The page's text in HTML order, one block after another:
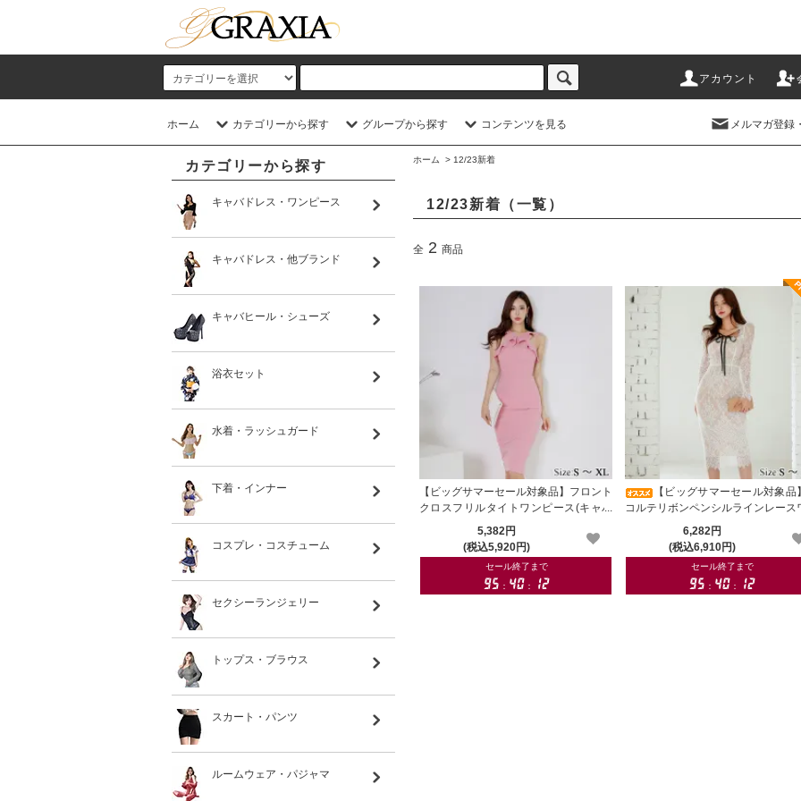
アカウント
ホーム カテゴリーから探す グループから探す コンテンツを見る メルマガ登録
ホーム > 12/23新着
12/23新着（一覧）
全 2 商品
【ビッグサマーセール対象品】フロント
クロスフリルタイトワンピース(キャバ
ドレス・CABARETDRESS)
5,382円
(税込5,920円)
【ビッグサマーセール対象品
コルテリボンペンシルラインレース
ピース(キャバドレス・
6,282円
(税込6,910円)
カテゴリーから探す
キャバドレス・ワンピース
キャバドレス・他ブランド
キャバヒール・シューズ
浴衣セット
水着・ラッシュガード
下着・インナー
コスプレ・コスチューム
セクシーランジェリー
トップス・ブラウス
スカート・パンツ
ルームウェア・パジャマ